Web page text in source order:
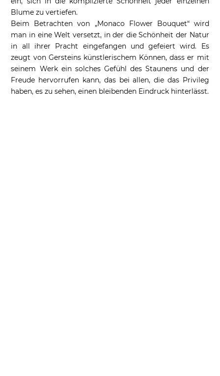
Blume zu vertiefen.
Beim Betrachten von „Monaco Flower Bouquet“ wird
man in eine Welt versetzt, in der die Schönheit der Natur
in all ihrer Pracht eingefangen und gefeiert wird. Es
zeugt von Gersteins künstlerischem Können, dass er mit
seinem Werk ein solches Gefühl des Staunens und der
Freude hervorrufen kann, das bei allen, die das Privileg
haben, es zu sehen, einen bleibenden Eindruck hinterlässt.